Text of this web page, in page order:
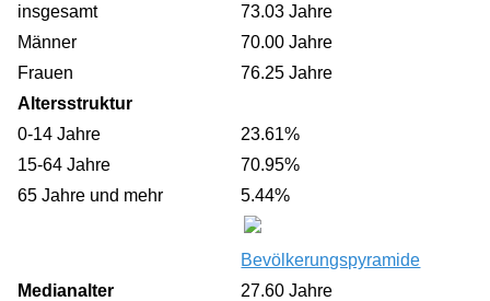
insgesamt
73.03 Jahre
Männer
70.00 Jahre
Frauen
76.25 Jahre
Altersstruktur
0-14 Jahre
23.61%
15-64 Jahre
70.95%
65 Jahre und mehr
5.44%
Bevölkerungspyramide
Medianalter
27.60 Jahre